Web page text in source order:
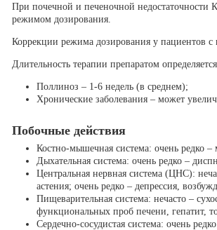
При почечной и печеночной недостаточности
режимом дозирования.
Коррекции режима дозирования у пациентов с
Длительность терапии препаратом
Поллиноз – 1-6 недель (в среднем);
Хронические заболевания – может
Побочные действия
Костно-мышечная система: очень редко –
Дыхательная система: очень редко –
Центральная нервная система (ЦНС):
астения; очень редко – депрессия,
Пищеварительная система: нечасто –
функциональных проб печени, гепатит,
Сердечно-сосудистая система: очень